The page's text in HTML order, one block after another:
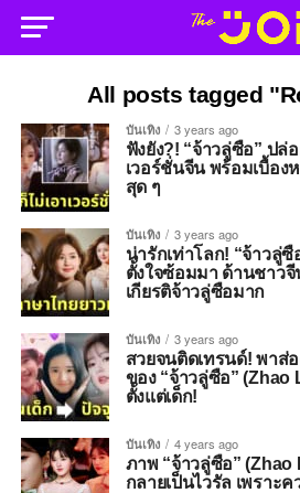
All posts tagged
บันเทิง 3 years ago
ฟังยัง?! “จ้าวลู่ซือ” ปล่
เวอร์ชั่นจีน พร้อมเบื้อง
สุด ๆ
บันเทิง 3 years ago
น่ารักเท่าโลก! “จ้าวลู่
ตั้งใจซ้อมมา ด้านชาว
เกียรติจ้าวลู่ซือมาก
บันเทิง 3 years ago
สวยจนติดเทรนด์! พาส่
ของ “จ้าวลู่ซือ” (Zhao
ตั้งแต่เด็ก!
บันเทิง 4 years ago
ภาพ “จ้าวลู่ซือ” (Zhao
กลายเป็นไวรัล เพราะ